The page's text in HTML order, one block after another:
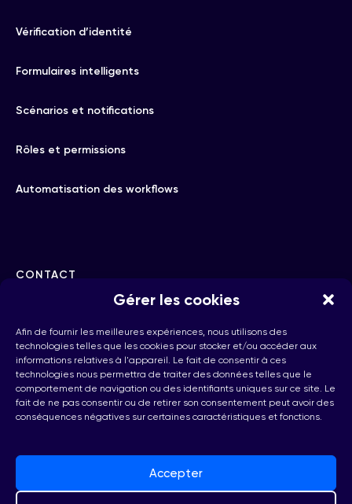
Gérer les cookies
Afin de fournir les meilleures expériences, nous utilisons des
technologies telles que les cookies pour stocker et/ou accéder aux
informations relatives à l'appareil. Le fait de consentir à ces
technologies nous permettra de traiter des données telles que le
comportement de navigation ou des identifiants uniques sur ce site. Le
fait de ne pas consentir ou de retirer son consentement peut avoir des
conséquences négatives sur certaines caractéristiques et fonctions.
Accepter
Vérification d’identité
Formulaires intelligents
Scénarios et notifications
Rôles et permissions
Automatisation des workflows
CONTACT
+32(0)25860071
Bruxelles, Belgique